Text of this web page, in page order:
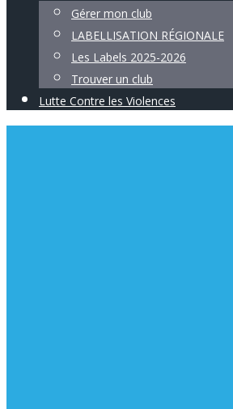
Gérer mon club
LABELLISATION RÉGIONALE
Les Labels 2025-2026
Trouver un club
Lutte Contre les Violences